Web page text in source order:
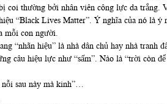
coi thường bởi nhân viên công lực da
“Black Lives Matter”. Ý nghĩa của nó là
mỗi con người.
“nhãn hiệu” là nhà dân chủ hay nhà tranh
câu hiệu lực như “sấm”. Nào là “trời còn
sau này mà kinh”…